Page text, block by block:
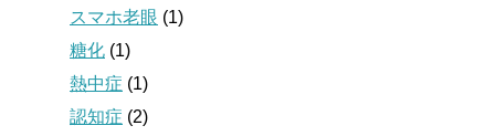
スマホ老眼 (1)
糖化 (1)
熱中症 (1)
認知症 (2)